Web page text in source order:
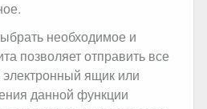
необходимое и
позволяет отправить все
ящик или
данной функции